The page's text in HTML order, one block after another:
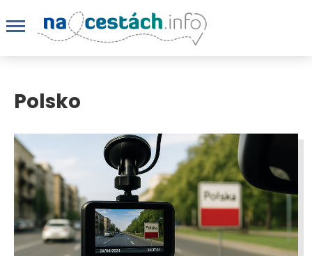
Polsko